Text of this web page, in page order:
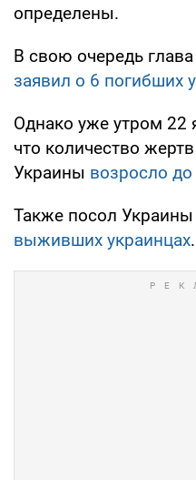
определены.
В свою очередь
заявил о 6 погибших
Однако уже утром 22
что количество
Украины возросло до
Также посол
выживших украинцах.